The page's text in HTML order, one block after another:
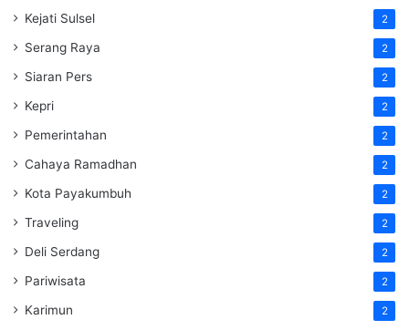
Kejati Sulsel 2
Serang Raya 2
Siaran Pers 2
Kepri 2
Pemerintahan 2
Cahaya Ramadhan 2
Kota Payakumbuh 2
Traveling 2
Deli Serdang 2
Pariwisata 2
Karimun 2